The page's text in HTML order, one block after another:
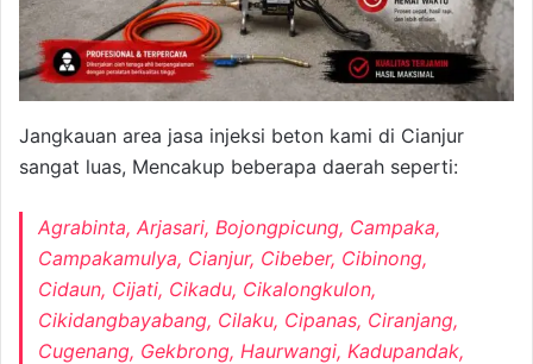
Jangkauan area jasa injeksi beton kami di Cianjur
sangat luas, Mencakup beberapa daerah seperti:
Agrabinta, Arjasari, Bojongpicung, Campaka,
Campakamulya, Cianjur, Cibeber, Cibinong,
Cidaun, Cijati, Cikadu, Cikalongkulon,
Cikidangbayabang, Cilaku, Cipanas, Ciranjang,
Cugenang, Gekbrong, Haurwangi, Kadupandak,